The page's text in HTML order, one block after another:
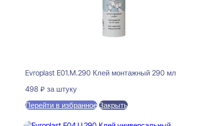
Evroplast E01.M.290 Клей монтажный 290 мл
498 ₽ за штуку
Перейти в избранное Закрыть